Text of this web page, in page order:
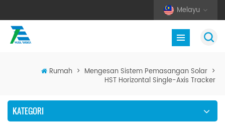
Melayu
Rumah > Mengesan Sistem Pemasangan Solar >
HST Horizontal Single-Axis Tracker
KATEGORI